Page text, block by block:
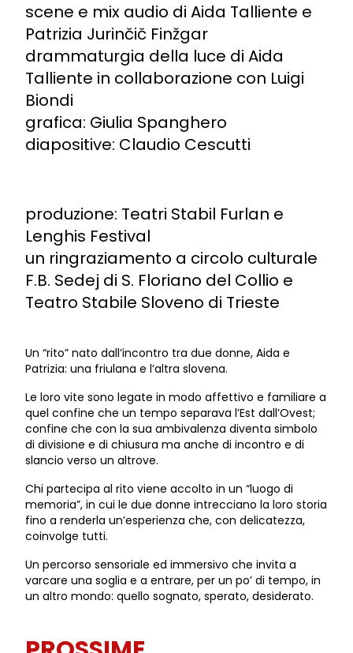
scene e mix audio di Aida Talliente e
Patrizia Jurinčič Finžgar
drammaturgia della luce di Aida
Talliente in collaborazione con Luigi
Biondi
grafica: Giulia Spanghero
diapositive: Claudio Cescutti
produzione: Teatri Stabil Furlan e
Lenghis Festival
un ringraziamento a circolo culturale
F.B. Sedej di S. Floriano del Collio e
Teatro Stabile Sloveno di Trieste
Un “rito” nato dall’incontro tra due donne, Aida e
Patrizia: una friulana e l’altra slovena.
Le loro vite sono legate in modo affettivo e familiare a
quel confine che un tempo separava l’Est dall’Ovest;
confine che con la sua ambivalenza diventa simbolo
di divisione e di chiusura ma anche di incontro e di
slancio verso un altrove.
Chi partecipa al rito viene accolto in un “luogo di
memoria”, in cui le due donne intrecciano la loro storia
fino a renderla un’esperienza che, con delicatezza,
coinvolge tutti.
Un percorso sensoriale ed immersivo che invita a
varcare una soglia e a entrare, per un po’ di tempo, in
un altro mondo: quello sognato, sperato, desiderato.